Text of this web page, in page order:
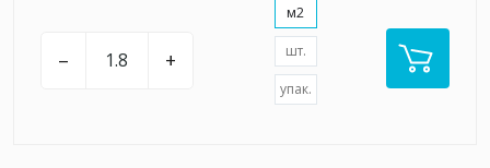
– +
м2
шт.
упак.